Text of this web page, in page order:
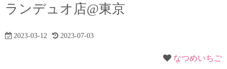
ランデュオ店@東京
2023-03-12 2023-07-03
なつめいちご